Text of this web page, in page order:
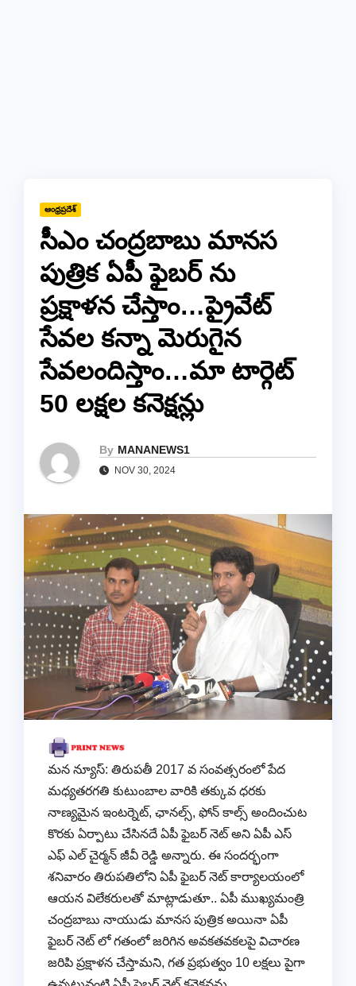
ఆంధ్రప్రదేశ్
సీఎం చంద్రబాబు మానస
పుత్రిక ఏపీ ఫైబర్ ను
ప్రక్షాళన చేస్తాం…ప్రైవేట్
సేవల కన్నా మెరుగైన
సేవలందిస్తాం…మా టార్గెట్
50 లక్షల కనెక్షన్లు
By MANANEWS1
NOV 30, 2024
మన న్యూస్: తిరుపతీ 2017 వ సంవత్సరంలో పేద
మధ్యతరగతి కుటుంబాల వారికి తక్కువ ధరకు
నాణ్యమైన ఇంటర్నెట్, ఛానల్స్, ఫోన్ కాల్స్ అందించుట
కొరకు ఏర్పాటు చేసినదే ఏపీ ఫైబర్ నెట్ అని ఏపీ ఎస్
ఎఫ్ ఎల్ చైర్మన్ జీవీ రెడ్డి అన్నారు. ఈ సందర్భంగా
శనివారం తిరుపతిలోని ఏపీ ఫైబర్ నెట్ కార్యాలయంలో
ఆయన విలేకరులతో మాట్లాడుతూ.. ఏపీ ముఖ్యమంత్రి
చంద్రబాబు నాయుడు మానస పుత్రిక అయినా ఏపీ
ఫైబర్ నెట్ లో గతంలో జరిగిన అవకతవకలపై విచారణ
జరిపి ప్రక్షాళన చేస్తామని, గత ప్రభుత్వం 10 లక్షలు పైగా